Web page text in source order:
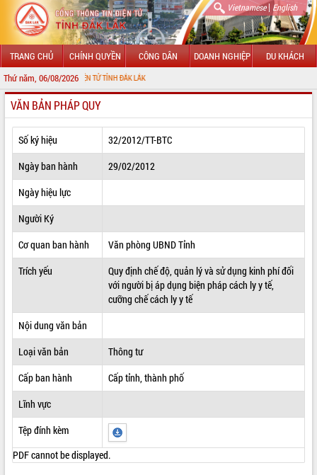
Vietnamese| English
TRANG CHỦ CHÍNH QUYỀN CÔNG DÂN DOANH NGHIỆP DU KHÁCH
Thứ năm, 06/08/2026
TIN ĐIỆN TỬ TỈNH ĐẮK LẮK
GIỚI THIỆU
LÃNH ĐẠO UBND TỈNH
TIN TỨC SỰ KIỆN
SỞ, BAN, NGÀNH
UBND CÁC XÃ, PHƯỜNG
THÔNG TIN CHỈ ĐẠO ĐIỀU HÀNH
HỆ THỐNG VĂN BẢN
ĐIỂM TIN VĂN BẢN
QUY HOẠCH - KẾ HOẠCH
VĂN BẢN PHÁP QUY
Số ký hiệu
32/2012/TT-BTC
Ngày ban hành
29/02/2012
Ngày hiệu lực
Người Ký
Cơ quan ban hành
Văn phòng UBND Tỉnh
Trích yếu
Quy định chế độ, quản lý và sử dụng kinh phí đối
với người bị áp dụng biện pháp cách ly y tế,
cưỡng chế cách ly y tế
Nội dung văn bản
Loại văn bản
Thông tư
Cấp ban hành
Cấp tỉnh, thành phố
Lĩnh vực
Tệp đính kèm
PDF cannot be displayed.